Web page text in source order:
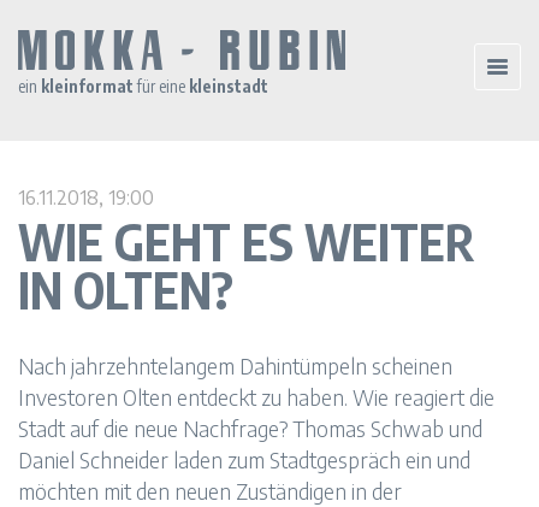
ein kleinformatfür eine kleinstadt
16.11.2018, 19:00
WIE GEHT ES WEITER
IN OLTEN?
Nach jahrzehntelangem Dahintümpeln scheinen
Investoren Olten entdeckt zu haben. Wie reagiert die
Stadt auf die neue Nachfrage? Thomas Schwab und
Daniel Schneider laden zum Stadtgespräch ein und
möchten mit den neuen Zuständigen in der